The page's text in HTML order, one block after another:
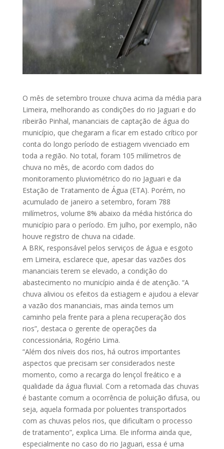
O mês de setembro trouxe chuva acima da média para
Limeira, melhorando as condições do rio Jaguari e do
ribeirão Pinhal, mananciais de captação de água do
município, que chegaram a ficar em estado crítico por
conta do longo período de estiagem vivenciado em
toda a região. No total, foram 105 milímetros de
chuva no mês, de acordo com dados do
monitoramento pluviométrico do rio Jaguari e da
Estação de Tratamento de Água (ETA). Porém, no
acumulado de janeiro a setembro, foram 788
milímetros, volume 8% abaixo da média histórica do
município para o período. Em julho, por exemplo, não
houve registro de chuva na cidade.
A BRK, responsável pelos serviços de água e esgoto
em Limeira, esclarece que, apesar das vazões dos
mananciais terem se elevado, a condição do
abastecimento no município ainda é de atenção. “A
chuva aliviou os efeitos da estiagem e ajudou a elevar
a vazão dos mananciais, mas ainda temos um
caminho pela frente para a plena recuperação dos
rios”, destaca o gerente de operações da
concessionária, Rogério Lima.
“Além dos níveis dos rios, há outros importantes
aspectos que precisam ser considerados neste
momento, como a recarga do lençol freático e a
qualidade da água fluvial. Com a retomada das chuvas
é bastante comum a ocorrência de poluição difusa, ou
seja, aquela formada por poluentes transportados
com as chuvas pelos rios, que dificultam o processo
de tratamento”, explica Lima. Ele informa ainda que,
especialmente no caso do rio Jaguari, essa é uma